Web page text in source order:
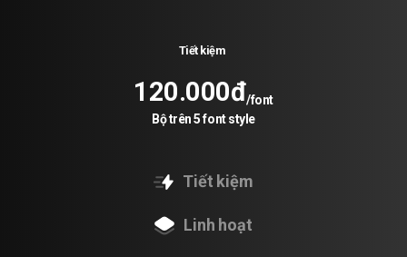
Tiết kiệm
120.000đ/font
Bộ trên 5 font style
Tiết kiệm
Linh hoạt